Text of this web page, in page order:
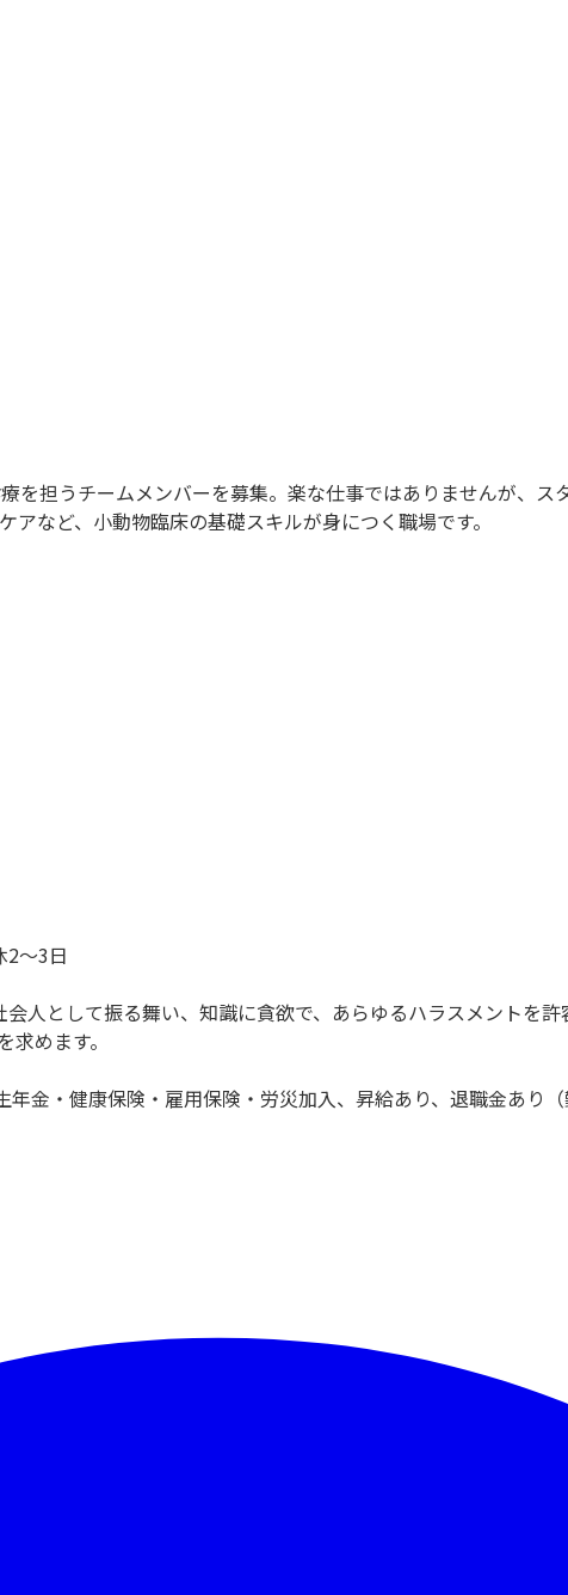
を担うチームメンバーを募集。楽な仕事ではありませんが、
など、小動物臨床の基礎スキルが身につく職場です。
2～3日
人として振る舞い、知識に貪欲で、あらゆるハラスメントを
めます。
金・健康保険・雇用保険・労災加入、昇給あり、退職金あり